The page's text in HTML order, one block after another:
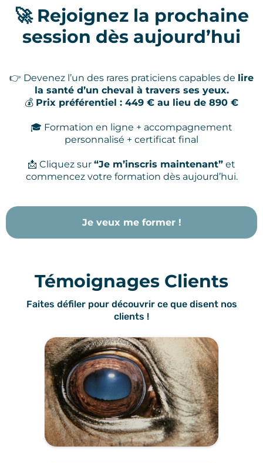
🚀 Rejoignez la prochaine
session dès aujourd’hui
👉 Devenez l’un des rares praticiens capables de lire
la santé d’un cheval à travers ses yeux.
💰 Prix préférentiel : 449 € au lieu de 890 €
🎓 Formation en ligne + accompagnement
personnalisé + certificat final
📩 Cliquez sur “Je m’inscris maintenant” et
commencez votre formation dès aujourd’hui.
Je veux me former !
Témoignages Clients
Faites défiler pour découvrir ce que disent nos
clients !